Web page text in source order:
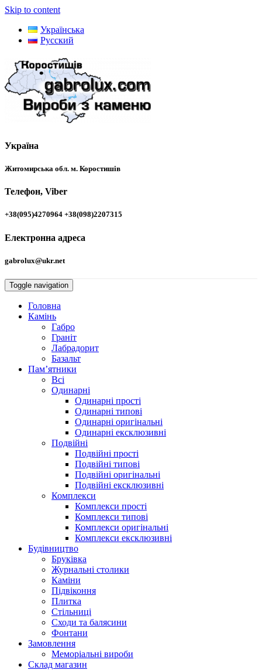
Skip to content
Українська
Русский
Україна
Житомирська обл. м. Коростишів
Телефон, Viber
+38(095)4270964 +38(098)2207315
Електронна адреса
gabrolux@ukr.net
Toggle navigation
Головна
Камiнь
Габро
Гранiт
Лабрадорит
Базальт
Пам’ятники
Всі
Одинарнi
Одинарні прості
Одинарні типові
Одинарні оригінальні
Одинарні ексклюзивні
Подвiйнi
Подвійні прості
Подвійні типові
Подвійні оригінальні
Подвійні ексклюзивні
Комплекси
Комплекси прості
Комплекси типові
Комплекси оригінальні
Комплекси ексклюзивні
Будiвництво
Брукiвка
Журнальнi столики
Камiни
Пiдвiконня
Плитка
Стiльницi
Сходи та балясини
Фонтани
Замовлення
Меморіальні вироби
Склад магазин